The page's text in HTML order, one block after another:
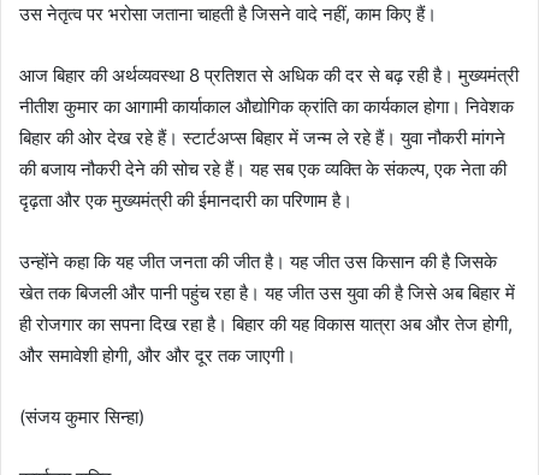
उस नेतृत्व पर भरोसा जताना चाहती है जिसने वादे नहीं, काम किए हैं।
आज बिहार की अर्थव्यवस्था 8 प्रतिशत से अधिक की दर से बढ़ रही है। मुख्यमंत्री
नीतीश कुमार का आगामी कार्याकाल औद्योगिक क्रांति का कार्यकाल होगा। निवेशक
बिहार की ओर देख रहे हैं। स्टार्टअप्स बिहार में जन्म ले रहे हैं। युवा नौकरी मांगने
की बजाय नौकरी देने की सोच रहे हैं। यह सब एक व्यक्ति के संकल्प, एक नेता की
दृढ़ता और एक मुख्यमंत्री की ईमानदारी का परिणाम है।
उन्होंने कहा कि यह जीत जनता की जीत है। यह जीत उस किसान की है जिसके
खेत तक बिजली और पानी पहुंच रहा है। यह जीत उस युवा की है जिसे अब बिहार में
ही रोजगार का सपना दिख रहा है। बिहार की यह विकास यात्रा अब और तेज होगी,
और समावेशी होगी, और और दूर तक जाएगी।
(संजय कुमार सिन्हा)